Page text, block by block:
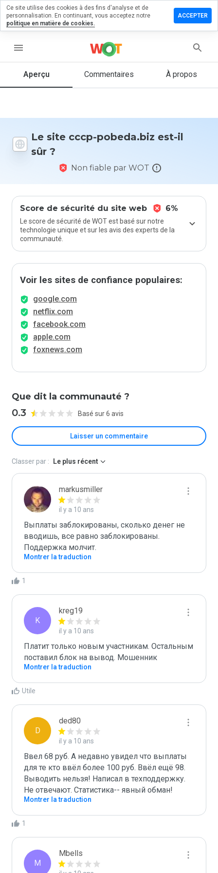
menu
Aperçu Commentaires À propos
Le site cccp-pobeda.biz est-il
sûr ?
Non fiable par WOT
Score de sécurité du site web 6%
Le score de sécurité de WOT est basé sur notre
technologie unique et sur les avis des experts de la
communauté.
Voir les sites de confiance populaires:
google.com
netflix.com
facebook.com
apple.com
foxnews.com
Que dit la communauté ?
0.3 Basé sur 6 avis
Laisser un commentaire
un
1 et 5
vous à ce
site ?
Classer par : Le plus récent
markusmiller
il y a 10 ans
Выплаты заблокированы, сколько денег не
вводишь, все равно заблокированы.
Поддержка молчит.
Montrer la traduction
1
K
kreg19
il y a 10 ans
Платит только новым участникам. Остальным
поставил блок на вывод. Мошенник
Montrer la traduction
Utile
D
ded80
il y a 10 ans
Ввел 68 руб. А недавно увидел что выплаты
для те кто ввёл более 100 руб. Ввёл ещё 98.
Выводить нельзя! Написал в техподдержку.
Не отвечают. Статистика-- явный обман!
Montrer la traduction
1
M
Mbells
Ce site utilise des cookies à des fins d'analyse et de
personnalisation. En continuant, vous acceptez notre
politique en matière de cookies.
ACCEPTER